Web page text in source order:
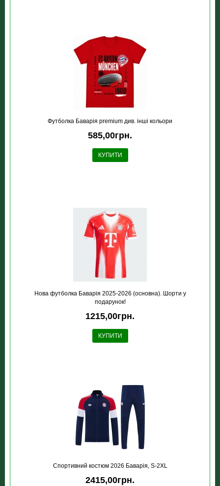
Футболка Баварія premium див. інші кольори
585,00грн.
КУПИТИ
Нова футболка Баварія 2025-2026 (основна). Шорти у
подарунок!
1215,00грн.
КУПИТИ
Спортивний костюм 2026 Баварія, S-2XL
2415,00грн.